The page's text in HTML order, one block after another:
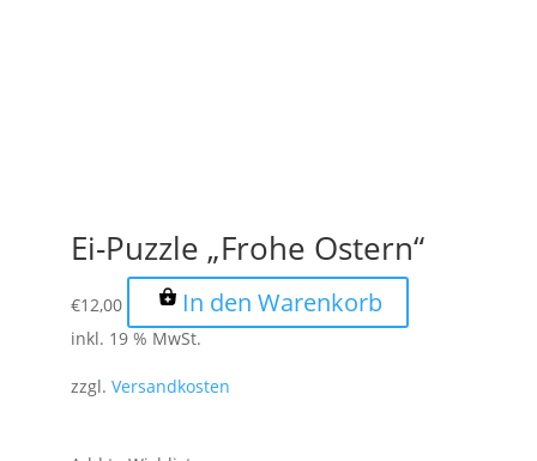
Ei-Puzzle „Frohe Ostern“
€12,00 In den Warenkorb
inkl. 19 % MwSt.
zzgl. Versandkosten